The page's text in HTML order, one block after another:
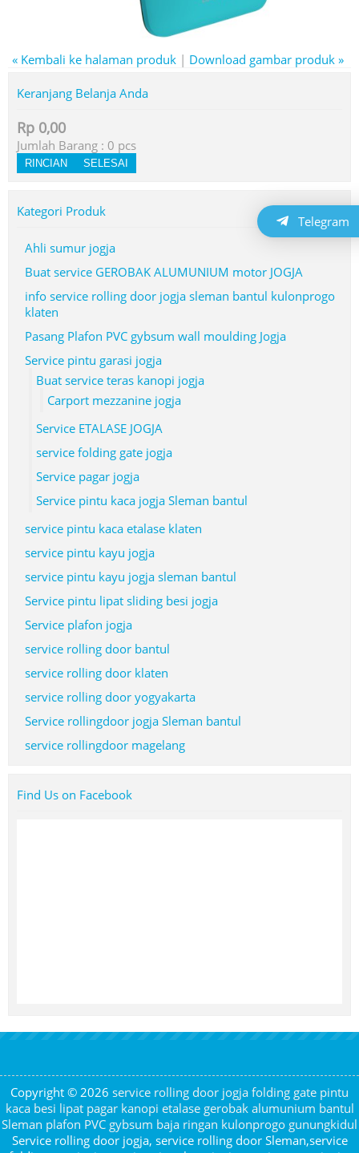
« Kembali ke halaman produk | Download gambar produk »
Keranjang Belanja Anda
Rp 0,00
Jumlah Barang : 0 pcs
RINCIAN SELESAI
Kategori Produk
Ahli sumur jogja
Buat service GEROBAK ALUMUNIUM motor JOGJA
info service rolling door jogja sleman bantul kulonprogo
klaten
Pasang Plafon PVC gybsum wall moulding Jogja
Service pintu garasi jogja
Buat service teras kanopi jogja
Carport mezzanine jogja
Service ETALASE JOGJA
service folding gate jogja
Service pagar jogja
Service pintu kaca jogja Sleman bantul
service pintu kaca etalase klaten
service pintu kayu jogja
service pintu kayu jogja sleman bantul
Service pintu lipat sliding besi jogja
Service plafon jogja
service rolling door bantul
service rolling door klaten
service rolling door yogyakarta
Service rollingdoor jogja Sleman bantul
service rollingdoor magelang
Find Us on Facebook
Copyright © 2026 service rolling door jogja folding gate pintu
kaca besi lipat pagar kanopi etalase gerobak alumunium bantul
Sleman plafon PVC gybsum baja ringan kulonprogo gunungkidul
Service rolling door jogja, service rolling door Sleman,service
Telegram